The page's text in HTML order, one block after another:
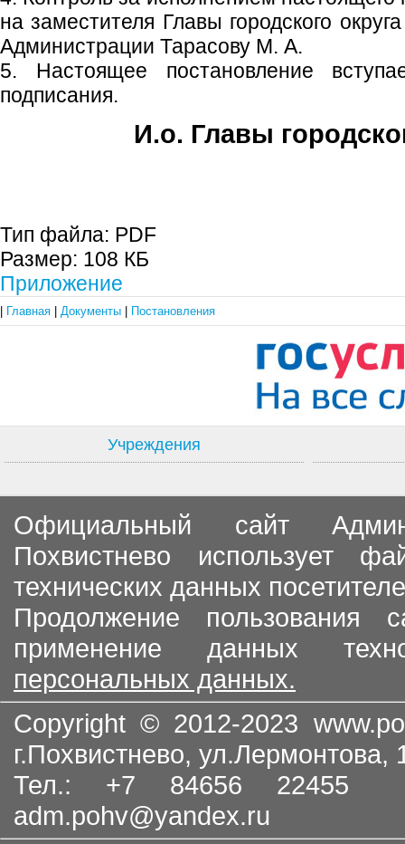
на заместителя Главы городского
Администрации Тарасову М. А.
5. Настоящее постановление
подписания.
И.о. Главы
Тип файла: PDF
Размер: 108 КБ
Приложение
Главная Документы Постановления
Учреждения
Официальный сайт
Похвистнево использует
технических данных
Продолжение пользования
применение данных
персональных данных.
Copyright © 2012-2023
г.Похвистнево, ул.Лермонтова,
Тел.: +7 84656
adm.pohv@yandex.ru